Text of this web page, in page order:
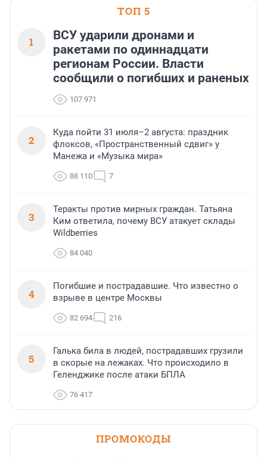
ТОП 5
1
ВСУ ударили дронами и
ракетами по одиннадцати
регионам России. Власти
сообщили о погибших и раненых
107 971
2
Куда пойти 31 июля–2 августа: праздник
флоксов, «Пространственный сдвиг» у
Манежа и «Музыка мира»
88 110 7
3
Теракты против мирных граждан. Татьяна
Ким ответила, почему ВСУ атакует склады
Wildberries
84 040
4
Погибшие и пострадавшие. Что известно о
взрыве в центре Москвы
82 694 216
5
Галька била в людей, пострадавших грузили
в скорые на лежаках. Что происходило в
Геленджике после атаки БПЛА
76 417
ПРОМОКОДЫ